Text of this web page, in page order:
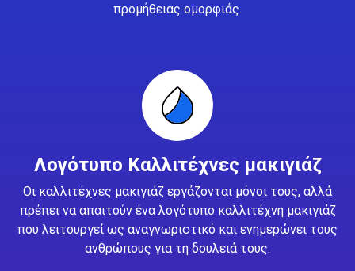
προμήθειας ομορφιάς.
Λογότυπο Καλλιτέχνες μακιγιάζ
Οι καλλιτέχνες μακιγιάζ εργάζονται μόνοι τους, αλλά
πρέπει να απαιτούν ένα λογότυπο καλλιτέχνη μακιγιάζ
που λειτουργεί ως αναγνωριστικό και ενημερώνει τους
ανθρώπους για τη δουλειά τους.